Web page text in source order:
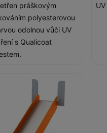
práškovým
polyesterovou
odolnou vůči UV
s Qualicoat